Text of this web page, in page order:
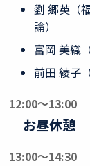
劉 郷英（
論）
富岡 美織
前田 綾子
12:00～13:00
お昼休憩
13:00～14:30